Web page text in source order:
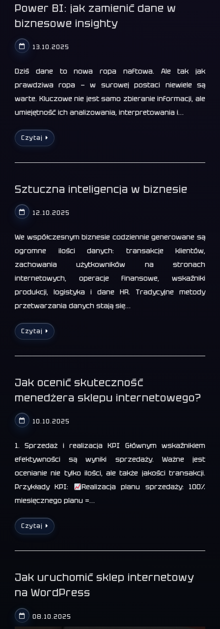
Power BI: jak zamienić dane w
biznesowe insighty
13.10.2025
Dziś dane to nowa ropa naftowa. Ale tak jak
prawdziwa ropa — w surowej postaci niewiele są
warte. Kluczowe nie jest samo zbieranie informacji, ale
umiejętność ich analizowania, interpretowania i…
Czytaj
Sztuczna inteligencja w biznesie
12.10.2025
We współczesnym biznesie codziennie generowane są
ogromne ilości danych: transakcje klientów,
zachowania użytkowników na stronach
internetowych, operacje finansowe, wskaźniki
produkcji, logistyka i dane HR. Tradycyjne metody
przetwarzania danych stają się…
Czytaj
Jak ocenić skuteczność
menedżera sklepu internetowego?
10.10.2025
1. Sprzedaż i realizacja KPI Głównym wskaźnikiem
efektywności są wyniki sprzedaży. Ważne jest
ocenianie nie tylko ilości, ale także jakości transakcji.
Przykłady KPI:
Realizacja planu sprzedaży: 100%
miesięcznego planu =…
Czytaj
Jak uruchomić sklep internetowy
na WordPress
08.10.2025